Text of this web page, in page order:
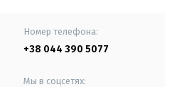
Номер телефона:
+38 044 390 5077
Мы в соцсетях: